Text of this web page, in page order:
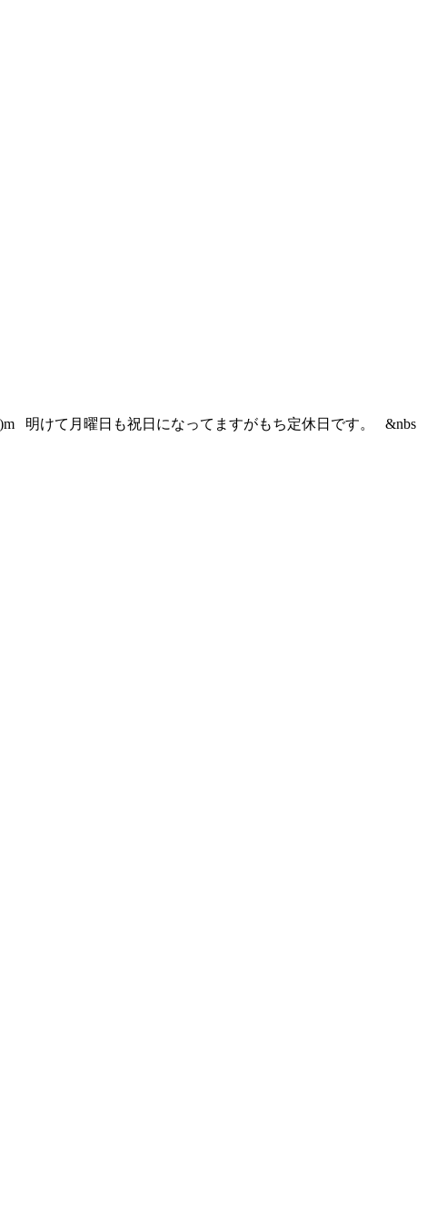
明けて月曜日も祝日になってますがもち定休日です。 &nbs